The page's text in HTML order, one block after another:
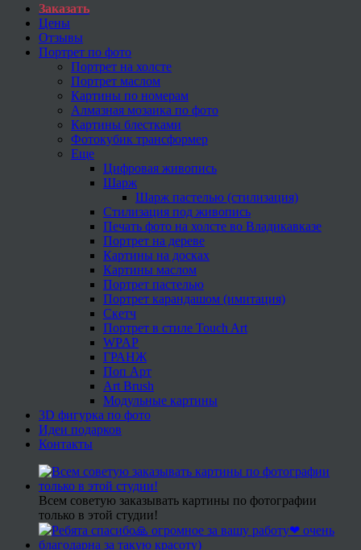
Заказать
Цены
Отзывы
Портрет по фото
Портрет на холсте
Портрет маслом
Картины по номерам
Алмазная мозаика по фото
Картины блестками
Фотокубик трансформер
Еще
Цифровая живопись
Шарж
Шарж пастелью (стилизация)
Стилизация под живопись
Печать фото на холсте во Владикавказе
Портрет на дереве
Картины на досках
Картины маслом
Портрет пастелью
Портрет карандашом (имитация)
Скетч
Портрет в стиле Touch Art
WPAP
ГРАНЖ
Поп Арт
Art Brush
Модульные картины
3D фигурка по фото
Идеи подарков
Контакты
Всем советую заказывать картины по фотографии
только в этой студии!